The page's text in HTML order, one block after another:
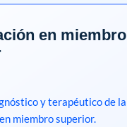
en miembro
y terapéutico de la
miembro superior.